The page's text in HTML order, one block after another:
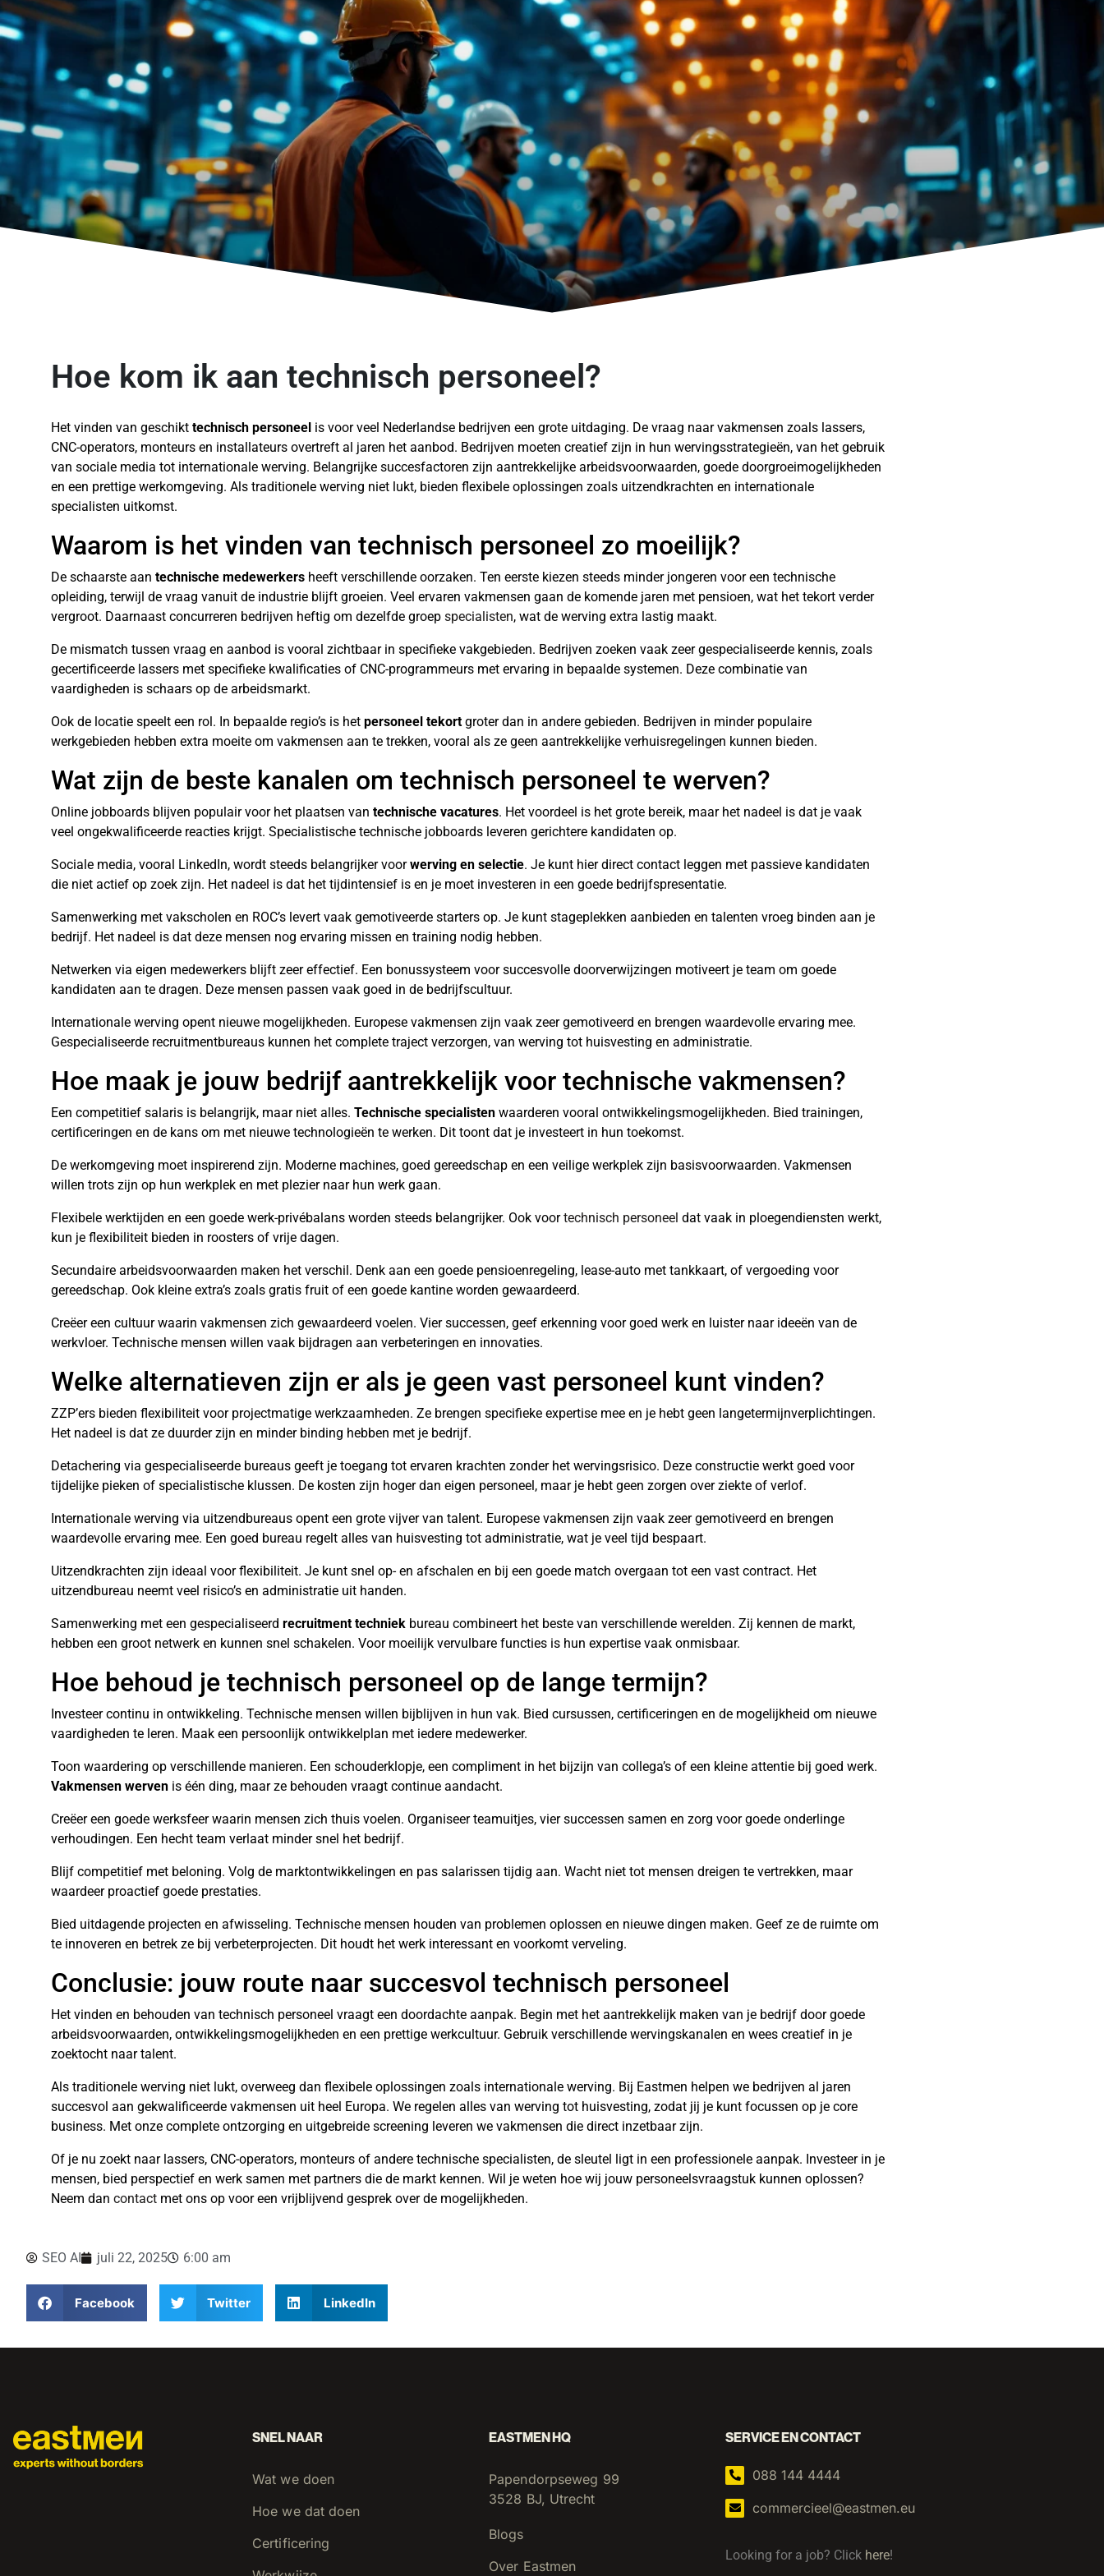
Hoe kom ik aan technisch personeel?
Het vinden van geschikt technisch personeel is voor veel Nederlandse bedrijven een grote uitdaging. De vraag naar vakmensen zoals lassers,
CNC-operators, monteurs en installateurs overtreft al jaren het aanbod. Bedrijven moeten creatief zijn in hun wervingsstrategieën, van het gebruik
van sociale media tot internationale werving. Belangrijke succesfactoren zijn aantrekkelijke arbeidsvoorwaarden, goede doorgroeimogelijkheden
en een prettige werkomgeving. Als traditionele werving niet lukt, bieden flexibele oplossingen zoals uitzendkrachten en internationale
specialisten uitkomst.
Waarom is het vinden van technisch personeel zo moeilijk?
De schaarste aan technische medewerkers heeft verschillende oorzaken. Ten eerste kiezen steeds minder jongeren voor een technische
opleiding, terwijl de vraag vanuit de industrie blijft groeien. Veel ervaren vakmensen gaan de komende jaren met pensioen, wat het tekort verder
vergroot. Daarnaast concurreren bedrijven heftig om dezelfde groep specialisten, wat de werving extra lastig maakt.
De mismatch tussen vraag en aanbod is vooral zichtbaar in specifieke vakgebieden. Bedrijven zoeken vaak zeer gespecialiseerde kennis, zoals
gecertificeerde lassers met specifieke kwalificaties of CNC-programmeurs met ervaring in bepaalde systemen. Deze combinatie van
vaardigheden is schaars op de arbeidsmarkt.
Ook de locatie speelt een rol. In bepaalde regio’s is het personeel tekort groter dan in andere gebieden. Bedrijven in minder populaire
werkgebieden hebben extra moeite om vakmensen aan te trekken, vooral als ze geen aantrekkelijke verhuisregelingen kunnen bieden.
Wat zijn de beste kanalen om technisch personeel te werven?
Online jobboards blijven populair voor het plaatsen van technische vacatures. Het voordeel is het grote bereik, maar het nadeel is dat je vaak
veel ongekwalificeerde reacties krijgt. Specialistische technische jobboards leveren gerichtere kandidaten op.
Sociale media, vooral LinkedIn, wordt steeds belangrijker voorwerving en selectie. Je kunt hier direct contact leggen met passieve kandidaten
die niet actief op zoek zijn. Het nadeel is dat het tijdintensief is en je moet investeren in een goede bedrijfspresentatie.
Samenwerking met vakscholen en ROC’s levert vaak gemotiveerde starters op. Je kunt stageplekken aanbieden en talenten vroeg binden aan je
bedrijf. Het nadeel is dat deze mensen nog ervaring missen en training nodig hebben.
Netwerken via eigen medewerkers blijft zeer effectief. Een bonussysteem voor succesvolle doorverwijzingen motiveert je team om goede
kandidaten aan te dragen. Deze mensen passen vaak goed in de bedrijfscultuur.
Internationale werving opent nieuwe mogelijkheden. Europese vakmensen zijn vaak zeer gemotiveerd en brengen waardevolle ervaring mee.
Gespecialiseerde recruitmentbureaus kunnen het complete traject verzorgen, van werving tot huisvesting en administratie.
Hoe maak je jouw bedrijf aantrekkelijk voor technische vakmensen?
Een competitief salaris is belangrijk, maar niet alles. Technische specialisten waarderen vooral ontwikkelingsmogelijkheden. Bied trainingen,
certificeringen en de kans om met nieuwe technologieën te werken. Dit toont dat je investeert in hun toekomst.
De werkomgeving moet inspirerend zijn. Moderne machines, goed gereedschap en een veilige werkplek zijn basisvoorwaarden. Vakmensen
willen trots zijn op hun werkplek en met plezier naar hun werk gaan.
Flexibele werktijden en een goede werk-privébalans worden steeds belangrijker. Ook voortechnisch personeel dat vaak in ploegendiensten werkt,
kun je flexibiliteit bieden in roosters of vrije dagen.
Secundaire arbeidsvoorwaarden maken het verschil. Denk aan een goede pensioenregeling, lease-auto met tankkaart, of vergoeding voor
gereedschap. Ook kleine extra’s zoals gratis fruit of een goede kantine worden gewaardeerd.
Creëer een cultuur waarin vakmensen zich gewaardeerd voelen. Vier successen, geef erkenning voor goed werk en luister naar ideeën van de
werkvloer. Technische mensen willen vaak bijdragen aan verbeteringen en innovaties.
Welke alternatieven zijn er als je geen vast personeel kunt vinden?
ZZP’ers bieden flexibiliteit voor projectmatige werkzaamheden. Ze brengen specifieke expertise mee en je hebt geen langetermijnverplichtingen.
Het nadeel is dat ze duurder zijn en minder binding hebben met je bedrijf.
Detachering via gespecialiseerde bureaus geeft je toegang tot ervaren krachten zonder het wervingsrisico. Deze constructie werkt goed voor
tijdelijke pieken of specialistische klussen. De kosten zijn hoger dan eigen personeel, maar je hebt geen zorgen over ziekte of verlof.
Internationale werving via uitzendbureaus opent een grote vijver van talent. Europese vakmensen zijn vaak zeer gemotiveerd en brengen
waardevolle ervaring mee. Een goed bureau regelt alles van huisvesting tot administratie, wat je veel tijd bespaart.
Uitzendkrachten zijn ideaal voor flexibiliteit. Je kunt snel op- en afschalen en bij een goede match overgaan tot een vast contract. Het
uitzendbureau neemt veel risico’s en administratie uit handen.
Samenwerking met een gespecialiseerd recruitment techniek bureau combineert het beste van verschillende werelden. Zij kennen de markt,
hebben een groot netwerk en kunnen snel schakelen. Voor moeilijk vervulbare functies is hun expertise vaak onmisbaar.
Hoe behoud je technisch personeel op de lange termijn?
Investeer continu in ontwikkeling. Technische mensen willen bijblijven in hun vak. Bied cursussen, certificeringen en de mogelijkheid om nieuwe
vaardigheden te leren. Maak een persoonlijk ontwikkelplan met iedere medewerker.
Toon waardering op verschillende manieren. Een schouderklopje, een compliment in het bijzijn van collega’s of een kleine attentie bij goed werk.
Vakmensen werven is één ding, maar ze behouden vraagt continue aandacht.
Creëer een goede werksfeer waarin mensen zich thuis voelen. Organiseer teamuitjes, vier successen samen en zorg voor goede onderlinge
verhoudingen. Een hecht team verlaat minder snel het bedrijf.
Blijf competitief met beloning. Volg de marktontwikkelingen en pas salarissen tijdig aan. Wacht niet tot mensen dreigen te vertrekken, maar
waardeer proactief goede prestaties.
Bied uitdagende projecten en afwisseling. Technische mensen houden van problemen oplossen en nieuwe dingen maken. Geef ze de ruimte om
te innoveren en betrek ze bij verbeterprojecten. Dit houdt het werk interessant en voorkomt verveling.
Conclusie: jouw route naar succesvol technisch personeel
Het vinden en behouden van technisch personeel vraagt een doordachte aanpak. Begin met het aantrekkelijk maken van je bedrijf door goede
arbeidsvoorwaarden, ontwikkelingsmogelijkheden en een prettige werkcultuur. Gebruik verschillende wervingskanalen en wees creatief in je
zoektocht naar talent.
Als traditionele werving niet lukt, overweeg dan flexibele oplossingen zoals internationale werving. Bij Eastmen helpen we bedrijven al jaren
succesvol aan gekwalificeerde vakmensen uit heel Europa. We regelen alles van werving tot huisvesting, zodat jij je kunt focussen op je core
business. Met onze complete ontzorging en uitgebreide screening leveren we vakmensen die direct inzetbaar zijn.
Of je nu zoekt naar lassers, CNC-operators, monteurs of andere technische specialisten, de sleutel ligt in een professionele aanpak. Investeer in je
mensen, bied perspectief en werk samen met partners die de markt kennen. Wil je weten hoe wij jouw personeelsvraagstuk kunnen oplossen?
Neem dan contact met ons op voor een vrijblijvend gesprek over de mogelijkheden.
SEO AI juli 22, 2025 6:00 am
Facebook Twitter LinkedIn
SNEL NAAR
Wat we doen
Hoe we dat doen
Certificering
EASTMEN HQ
Papendorpseweg 99
3528 BJ, Utrecht
Blogs
Over Eastmen
SERVICE EN CONTACT
088 144 4444
commercieel@eastmen.eu
Looking for a job? Click here!